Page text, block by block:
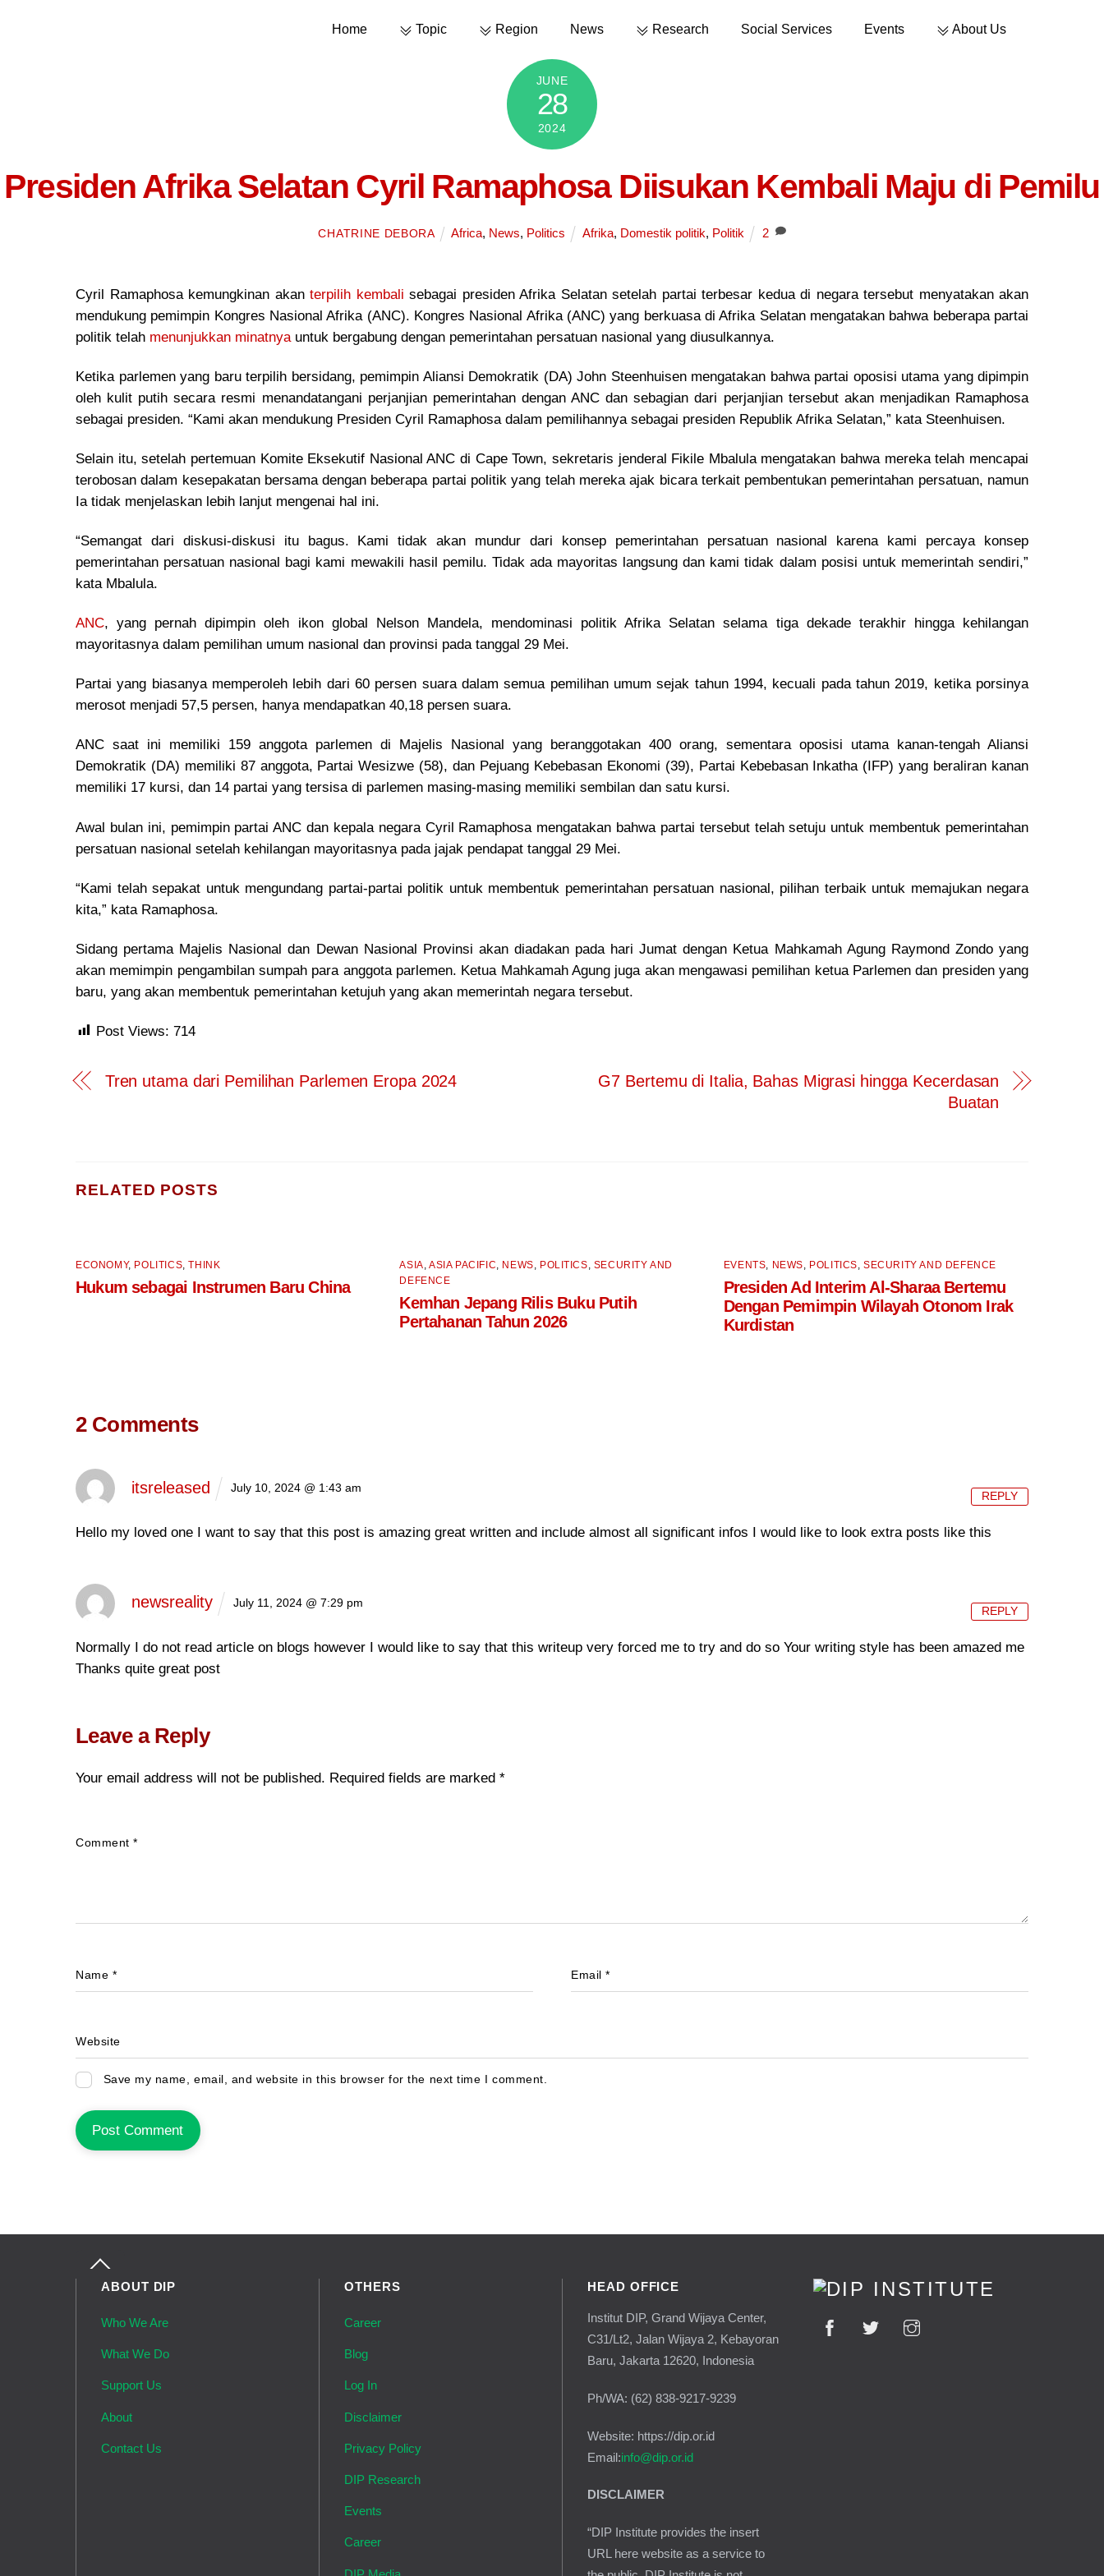
Home Topic Region News Research Social Services Events About Us
JUNE
28
2024
Presiden Afrika Selatan Cyril Ramaphosa Diisukan Kembali Maju di Pemilu
CHATRINE DEBORA Africa, News, Politics Afrika, Domestik politik, Politik 2
Cyril Ramaphosa kemungkinan akan terpilih kembali sebagai presiden Afrika Selatan setelah partai terbesar kedua di negara tersebut menyatakan akan
mendukung pemimpin Kongres Nasional Afrika (ANC). Kongres Nasional Afrika (ANC) yang berkuasa di Afrika Selatan mengatakan bahwa beberapa partai
politik telah menunjukkan minatnyauntuk bergabung dengan pemerintahan persatuan nasional yang diusulkannya.
Ketika parlemen yang baru terpilih bersidang, pemimpin Aliansi Demokratik (DA) John Steenhuisen mengatakan bahwa partai oposisi utama yang dipimpin
oleh kulit putih secara resmi menandatangani perjanjian pemerintahan dengan ANC dan sebagian dari perjanjian tersebut akan menjadikan Ramaphosa
sebagai presiden. “Kami akan mendukung Presiden Cyril Ramaphosa dalam pemilihannya sebagai presiden Republik Afrika Selatan,” kata Steenhuisen.
Selain itu, setelah pertemuan Komite Eksekutif Nasional ANC di Cape Town, sekretaris jenderal Fikile Mbalula mengatakan bahwa mereka telah mencapai
terobosan dalam kesepakatan bersama dengan beberapa partai politik yang telah mereka ajak bicara terkait pembentukan pemerintahan persatuan, namun
Ia tidak menjelaskan lebih lanjut mengenai hal ini.
“Semangat dari diskusi-diskusi itu bagus. Kami tidak akan mundur dari konsep pemerintahan persatuan nasional karena kami percaya konsep
pemerintahan persatuan nasional bagi kami mewakili hasil pemilu. Tidak ada mayoritas langsung dan kami tidak dalam posisi untuk memerintah sendiri,”
kata Mbalula.
ANC, yang pernah dipimpin oleh ikon global Nelson Mandela, mendominasi politik Afrika Selatan selama tiga dekade terakhir hingga kehilangan
mayoritasnya dalam pemilihan umum nasional dan provinsi pada tanggal 29 Mei.
Partai yang biasanya memperoleh lebih dari 60 persen suara dalam semua pemilihan umum sejak tahun 1994, kecuali pada tahun 2019, ketika porsinya
merosot menjadi 57,5 persen, hanya mendapatkan 40,18 persen suara.
ANC saat ini memiliki 159 anggota parlemen di Majelis Nasional yang beranggotakan 400 orang, sementara oposisi utama kanan-tengah Aliansi
Demokratik (DA) memiliki 87 anggota, Partai Wesizwe (58), dan Pejuang Kebebasan Ekonomi (39), Partai Kebebasan Inkatha (IFP) yang beraliran kanan
memiliki 17 kursi, dan 14 partai yang tersisa di parlemen masing-masing memiliki sembilan dan satu kursi.
Awal bulan ini, pemimpin partai ANC dan kepala negara Cyril Ramaphosa mengatakan bahwa partai tersebut telah setuju untuk membentuk pemerintahan
persatuan nasional setelah kehilangan mayoritasnya pada jajak pendapat tanggal 29 Mei.
“Kami telah sepakat untuk mengundang partai-partai politik untuk membentuk pemerintahan persatuan nasional, pilihan terbaik untuk memajukan negara
kita,” kata Ramaphosa.
Sidang pertama Majelis Nasional dan Dewan Nasional Provinsi akan diadakan pada hari Jumat dengan Ketua Mahkamah Agung Raymond Zondo yang
akan memimpin pengambilan sumpah para anggota parlemen. Ketua Mahkamah Agung juga akan mengawasi pemilihan ketua Parlemen dan presiden yang
baru, yang akan membentuk pemerintahan ketujuh yang akan memerintah negara tersebut.
Post Views: 714
Tren utama dari Pemilihan Parlemen Eropa 2024
G7 Bertemu di Italia, Bahas Migrasi hingga Kecerdasan
Buatan
RELATED POSTS
ECONOMY, POLITICS ,THINK
Hukum sebagai Instrumen Baru China
ASIA ASIA PACIFIC NEWS POLITICS SECURITY AND
DEFENCE
Kemhan Jepang Rilis Buku Putih
Pertahanan Tahun 2026
EVENTS NEWS POLITICS ,SECURITY AND DEFENCE
Presiden Ad Interim Al-Sharaa Bertemu
Dengan Pemimpin Wilayah Otonom Irak
Kurdistan
2 Comments
itsreleased July 10, 2024 @ 1:43 am
Hello my loved one I want to say that this post is amazing great written and include almost all significant infos I would like to look extra posts like this
REPLY
newsreality July 11, 2024 @ 7:29 pm
Normally I do not read article on blogs however I would like to say that this writeup very forced me to try and do so Your writing style has been amazed me
Thanks quite great post
REPLY
Leave a Reply
Your email address will not be published. Required fields are marked *
Comment*
Name * Email*
Website
Save my name, email, and website in this browser for the next time I comment.
Back
Top
ABOUT DIP
Who We Are
What We Do
Support Us
About
Contact Us
OTHERS
Career
Blog
Log In
Disclaimer
Privacy Policy
DIP Research
Events
Career
HEAD OFFICE
Institut DIP, Grand Wijaya Center,
C31/Lt2, Jalan Wijaya 2, Kebayoran
Baru, Jakarta 12620, Indonesia
Ph/WA: (62) 838-9217-9239
Website: https://dip.or.id
Email:info@dip.or.id
DISCLAIMER
“DIP Institute provides the insert
URL here website as a service to